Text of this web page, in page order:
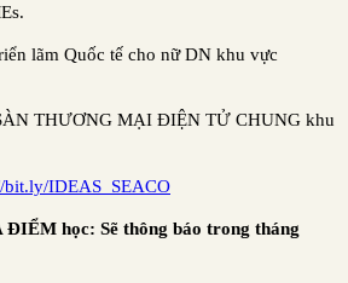
lãm Quốc tế cho nữ DN khu vực
THƯƠNG MẠI ĐIỆN TỬ CHUNG khu
bit.ly/IDEAS_SEACO
ĐIỂM học: Sẽ thông báo trong tháng